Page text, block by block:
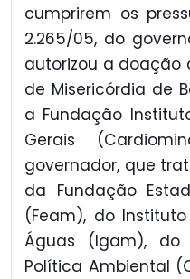
cumprirem os
2.265/05, do
autorizou a doação
de Misericórdia de
a Fundação
Gerais
governador, que
da Fundação
(Feam), do
Águas (Igam), do
Política Ambiental